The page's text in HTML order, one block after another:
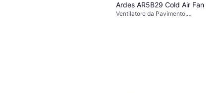
Ardes AR5B29 Cold Air Fan
Ventilatore da Pavimento,